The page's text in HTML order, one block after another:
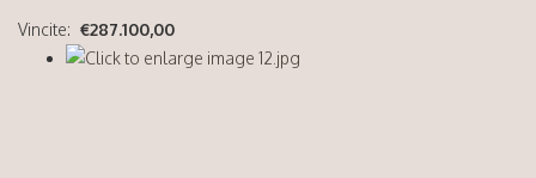
Vincite: €287.100,00